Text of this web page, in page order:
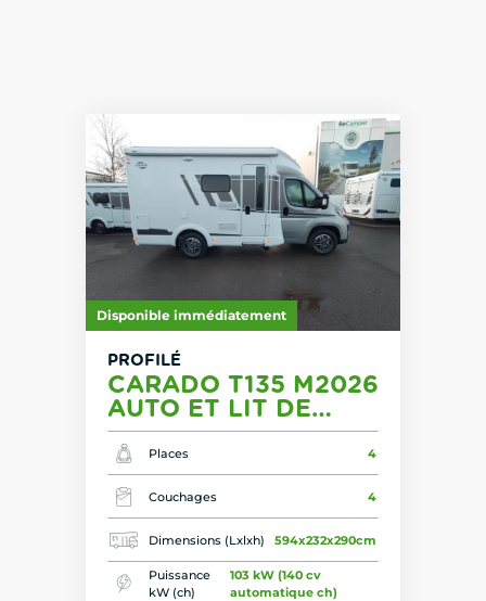
Disponible immédiatement
PROFILÉ
CARADO T135 M2026
AUTO ET LIT DE
PAVILLON !
Places 4
Couchages 4
Dimensions (Lxlxh) 594x232x290cm
Puissance
kW (ch)
103 kW (140 cv
automatique ch)